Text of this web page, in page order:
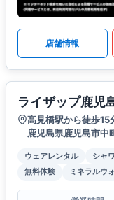
店舗情報
ライザップ鹿児
高見橋駅から徒歩15
鹿児島県鹿児島市
ウェアレンタル シャ
無料体験
ミネラルウ